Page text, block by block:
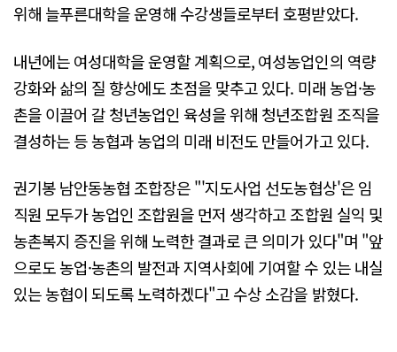
위해 늘푸른대학을 운영해 수강생들로부터 호평받았다.
내년에는 여성대학을 운영할 계획으로, 여성농업인의 역량
강화와 삶의 질 향상에도 초점을 맞추고 있다. 미래 농업·농
촌을 이끌어 갈 청년농업인 육성을 위해 청년조합원 조직을
결성하는 등 농협과 농업의 미래 비전도 만들어가고 있다.
권기봉 남안동농협 조합장은 "'지도사업 선도농협상'은 임
직원 모두가 농업인 조합원을 먼저 생각하고 조합원 실익 및
농촌복지 증진을 위해 노력한 결과로 큰 의미가 있다"며 "앞
으로도 농업·농촌의 발전과 지역사회에 기여할 수 있는 내실
있는 농협이 되도록 노력하겠다"고 수상 소감을 밝혔다.